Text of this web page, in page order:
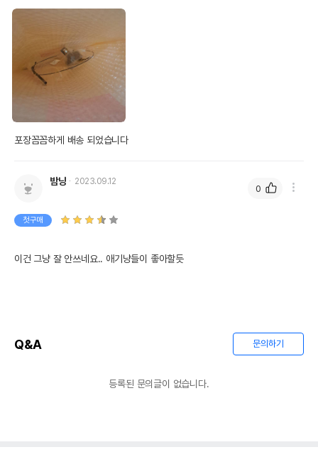
포장꼼꼼하게 배송 되었습니다
밤냥 2023.09.12
첫구매
이건 그냥 잘 안쓰네요.. 애기냥들이 좋아할듯
0
Q&A 문의하기
등록된 문의글이 없습니다.